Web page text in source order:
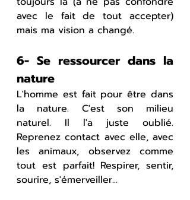
avec le fait de tout accepter)
mais ma vision a changé.
6- Se ressourcer dans la
nature
L'homme est fait pour être dans
la nature. C'est son milieu
naturel. Il l'a juste oublié.
Reprenez contact avec elle, avec
les animaux, observez comme
tout est parfait! Respirer, sentir,
sourire, s'émerveiller...